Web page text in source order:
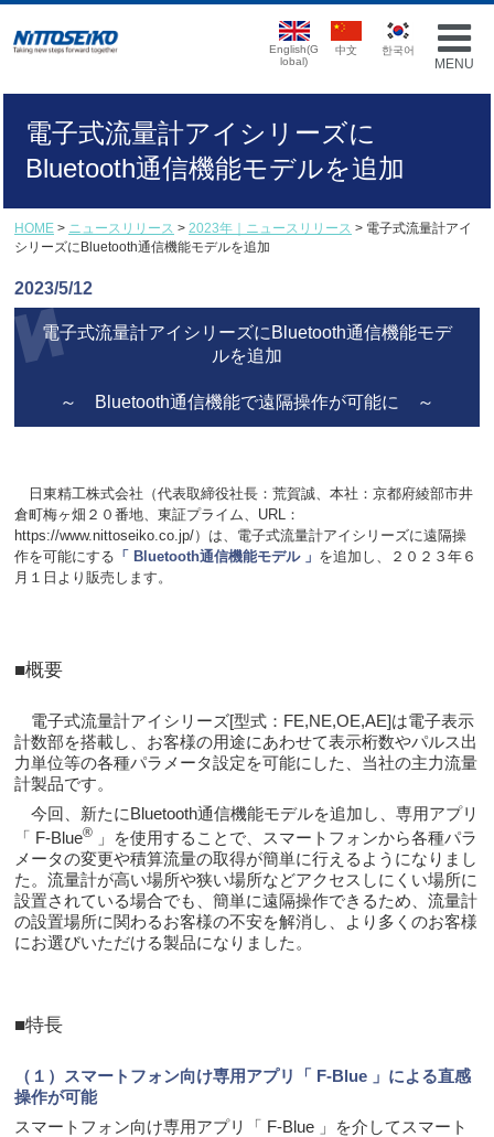
MENU
English(G
lobal)
中文 한국어
電子式流量計アイシリーズに
Bluetooth通信機能モデルを追加
HOME > ニュースリリース > 2023年｜ニュースリリース > 電子式流量計アイ
シリーズにBluetooth通信機能モデルを追加
2023/5/12
電子式流量計アイシリーズにBluetooth通信機能モデ
ルを追加
～ Bluetooth通信機能で遠隔操作が可能に ～
日東精工株式会社（代表取締役社長：荒賀誠、本社：京都府綾部市井
倉町梅ヶ畑２０番地、東証プライム、URL：
https://www.nittoseiko.co.jp/）は、電子式流量計アイシリーズに遠隔操
作を可能にする 「 Bluetooth通信機能モデル 」 を追加し、２０２３年６
月１日より販売します。
■概要
電子式流量計アイシリーズ[型式：FE,NE,OE,AE]は電子表示
計数部を搭載し、お客様の用途にあわせて表示桁数やパルス出
力単位等の各種パラメータ設定を可能にした、当社の主力流量
計製品です。
今回、新たにBluetooth通信機能モデルを追加し、専用アプリ
「 F-Blue® 」を使用することで、スマートフォンから各種パラ
メータの変更や積算流量の取得が簡単に行えるようになりまし
た。流量計が高い場所や狭い場所などアクセスしにくい場所に
設置されている場合でも、簡単に遠隔操作できるため、流量計
の設置場所に関わるお客様の不安を解消し、より多くのお客様
にお選びいただける製品になりました。
■特長
（１）スマートフォン向け専用アプリ「 F-Blue 」による直感
操作が可能
スマートフォン向け専用アプリ「 F-Blue 」を介してスマート